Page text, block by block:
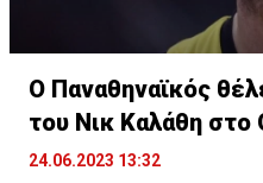
κάτι που θα γίνει το
θα αποφασιστεί και η
Τουρκ Τέλεκομ στην
Ο Παναθηναϊκός
του Νικ Καλάθη
24.06.2023 13:32